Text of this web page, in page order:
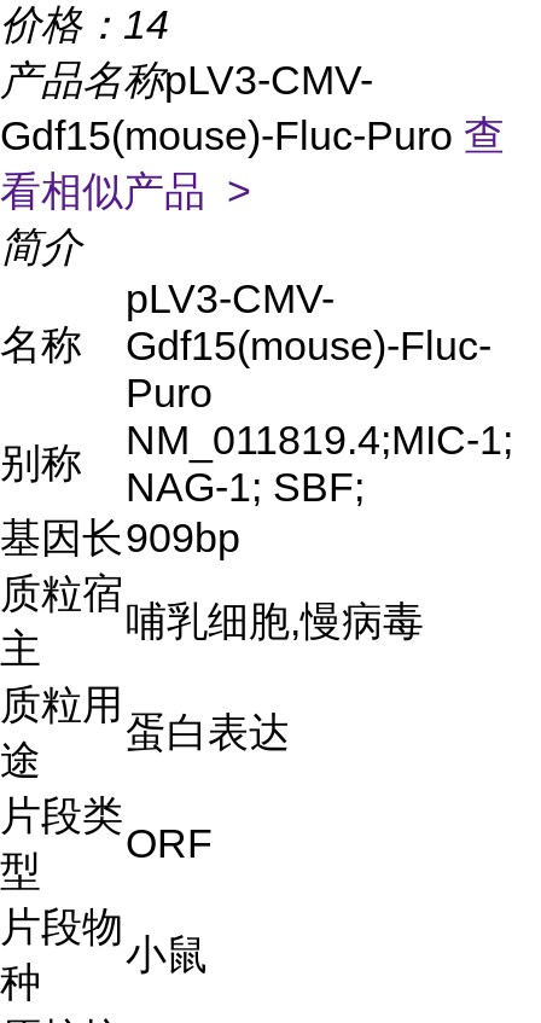
价格： 14
产品名称pLV3-CMV-
Gdf15(mouse)-Fluc-Puro 查
看相似产品 >
简介
名称
pLV3-CMV-
Gdf15(mouse)-Fluc-
Puro
别称
NM_011819.4;MIC-1;
NAG-1; SBF;
基因长909bp
质粒宿
主
哺乳细胞,慢病毒
质粒用
途
蛋白表达
片段类
型
ORF
片段物
种
小鼠